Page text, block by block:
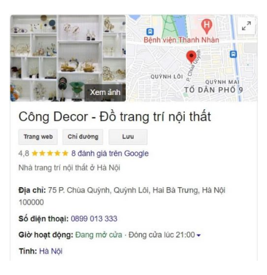
tạo ra một không gian thư giãn và dễ chịu cho chủ
xe. Với chất liệu cao cấp và thiết kế tinh tế,Bộ
Nước Hoa Thiên Nga Gắn Đágiúp bạn tạo điểm
nhấn cho chiếc xe của mình, thể hiện phong cách
và cá tính riêng biệt.
Các Sản Phẩm Decor Ô Tô Tại Decor Hà Nội
Ngoài
Bộ Nước Hoa Thiên Nga Gắn Đá
Nộicòn cung cấp rất nhiều sản phẩm
khác, bao gồm các bộ tượng động vật, tranh phong
cấp. Mỗi sản phẩm củaDecor Hà Nộiđều được
chọn lọc kỹ càng từ những chất liệu cao cấp, mang
lại sự hoàn hảo cho không gian xe của bạn. Với
Nước Hoa Thiên Nga Gắn Đá